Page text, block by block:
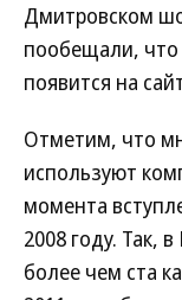
Дмитровском
пообещали,
появится на
Отметим, что
используют
момента
2008 году. Так,
более чем ста